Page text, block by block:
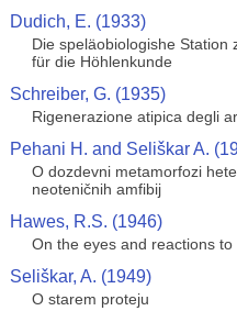
Dudich, E. (1933)
Die speläobiologishe Station
für die Höhlenkunde
Schreiber, G. (1935)
Rigenerazione atipica degli
Pehani H. and Seliškar A.
O dozdevni metamorfozi
neoteničnih amfibij
Hawes, R.S. (1946)
On the eyes and reactions
Seliškar, A. (1949)
O starem proteju